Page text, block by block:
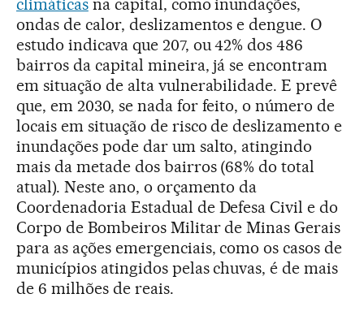
climáticasna capital, como inundações,
ondas de calor, deslizamentos e dengue. O
estudo indicava que 207, ou 42% dos 486
bairros da capital mineira, já se encontram
em situação de alta vulnerabilidade. E prevê
que, em 2030, se nada for feito, o número de
locais em situação de risco de deslizamento e
inundações pode dar um salto, atingindo
mais da metade dos bairros (68% do total
atual). Neste ano, o orçamento da
Coordenadoria Estadual de Defesa Civil e do
Corpo de Bombeiros Militar de Minas Gerais
para as ações emergenciais, como os casos de
municípios atingidos pelas chuvas, é de mais
de 6 milhões de reais.